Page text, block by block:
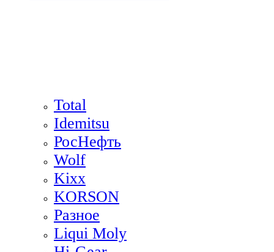
Total
Idemitsu
РосНефть
Wolf
Kixx
KORSON
Разное
Liqui Moly